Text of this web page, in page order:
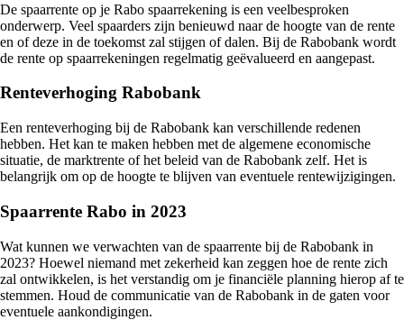
De spaarrente op je Rabo spaarrekening is een veelbesproken
onderwerp. Veel spaarders zijn benieuwd naar de hoogte van de rente
en of deze in de toekomst zal stijgen of dalen. Bij de Rabobank wordt
de rente op spaarrekeningen regelmatig geëvalueerd en aangepast.
Renteverhoging Rabobank
Een renteverhoging bij de Rabobank kan verschillende redenen
hebben. Het kan te maken hebben met de algemene economische
situatie, de marktrente of het beleid van de Rabobank zelf. Het is
belangrijk om op de hoogte te blijven van eventuele rentewijzigingen.
Spaarrente Rabo in 2023
Wat kunnen we verwachten van de spaarrente bij de Rabobank in
2023? Hoewel niemand met zekerheid kan zeggen hoe de rente zich
zal ontwikkelen, is het verstandig om je financiële planning hierop af te
stemmen. Houd de communicatie van de Rabobank in de gaten voor
eventuele aankondigingen.